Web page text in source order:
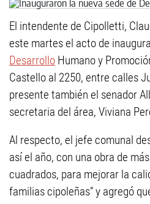
El intendente de Cipolletti,
este martes el acto de
Desarrollo Humano y
Castello al 2250, entre calles
presente también el senador
secretaria del área, Viviana
Al respecto, el jefe comunal
así el año, con una obra de
cuadrados, para mejorar la
familias cipoleñas” y agregó